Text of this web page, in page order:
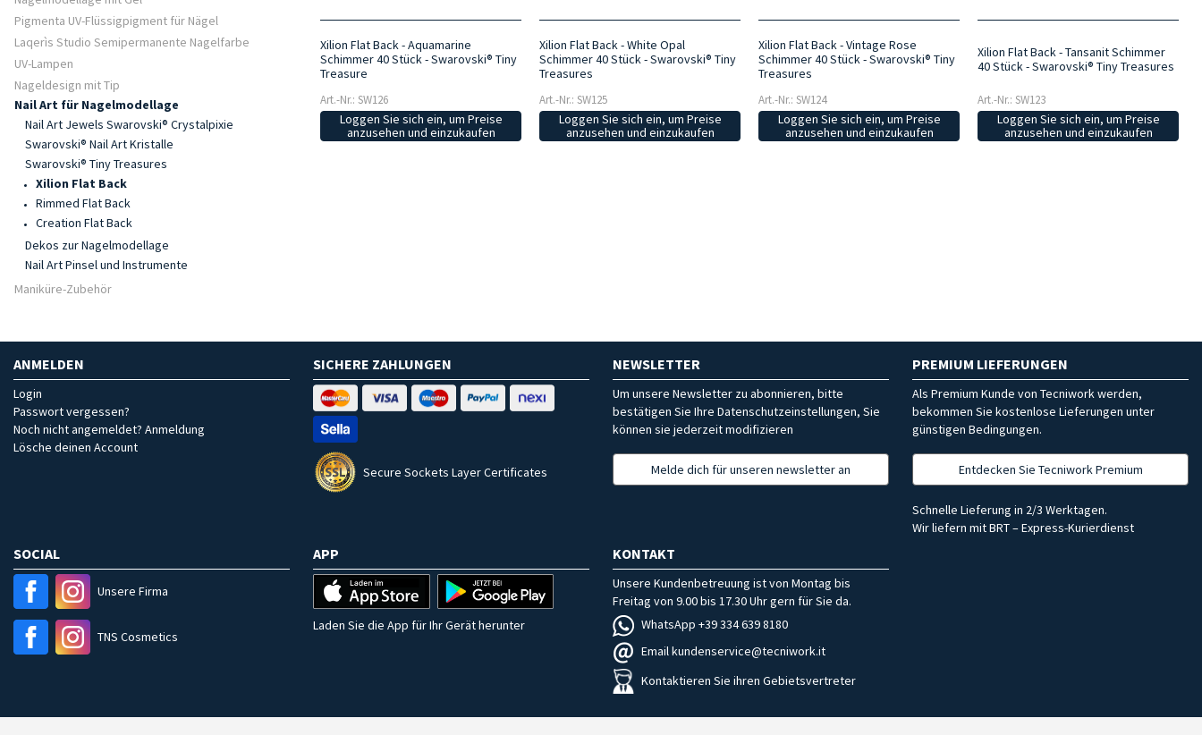
Pigmenta UV-Flüssigpigment für Nägel
Laqerìs Studio Semipermanente Nagelfarbe
UV-Lampen
Nageldesign mit Tip
Nail Art für Nagelmodellage
Nail Art Jewels Swarovski® Crystalpixie
Swarovski® Nail Art Kristalle
Swarovski® Tiny Treasures
Xilion Flat Back
Rimmed Flat Back
Creation Flat Back
Dekos zur Nagelmodellage
Nail Art Pinsel und Instrumente
Maniküre-Zubehör
Xilion Flat Back - Aquamarine
Schimmer 40 Stück - Swarovski® Tiny
Treasure
Art.-Nr.: SW126
Loggen Sie sich ein, um Preise
anzusehen und einzukaufen
Xilion Flat Back - White Opal
Schimmer 40 Stück - Swarovski® Tiny
Treasures
Art.-Nr.: SW125
Loggen Sie sich ein, um Preise
anzusehen und einzukaufen
Xilion Flat Back - Vintage Rose
Schimmer 40 Stück - Swarovski® Tiny
Treasures
Art.-Nr.: SW124
Loggen Sie sich ein, um Preise
anzusehen und einzukaufen
Xilion Flat Back - Tansanit Schimmer
40 Stück - Swarovski® Tiny Treasures
Art.-Nr.: SW123
Loggen Sie sich ein, um Preise
anzusehen und einzukaufen
ANMELDEN
Login
Passwort vergessen?
Noch nicht angemeldet? Anmeldung
Lösche deinen Account
SICHERE ZAHLUNGEN
Secure Sockets Layer Certificates
NEWSLETTER
Um unsere Newsletter zu abonnieren, bitte
bestätigen Sie Ihre Datenschutzeinstellungen, Sie
können sie jederzeit modifizieren
Melde dich für unseren newsletter an
PREMIUM LIEFERUNGEN
Als Premium Kunde von Tecniwork werden,
bekommen Sie kostenlose Lieferungen unter
günstigen Bedingungen.
Entdecken Sie Tecniwork Premium
Schnelle Lieferung in 2/3 Werktagen.
Wir liefern mit BRT – Express-Kurierdienst
SOCIAL
Unsere Firma
TNS Cosmetics
APP
Laden Sie die App für Ihr Gerät herunter
KONTAKT
Unsere Kundenbetreuung ist von Montag bis
Freitag von 9.00 bis 17.30 Uhr gern für Sie da.
WhatsApp +39 334 639 8180
Email kundenservice@tecniwork.it
Kontaktieren Sie ihren Gebietsvertreter